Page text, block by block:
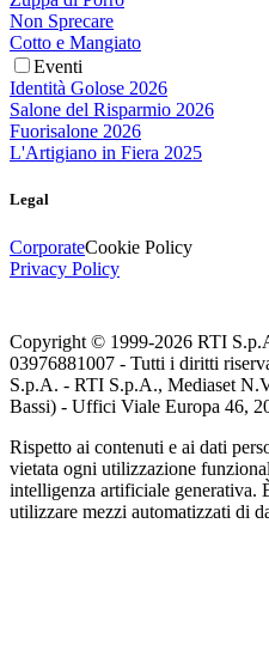
Non Sprecare
Cotto e Mangiato
Eventi
Identità Golose 2026
Salone del Risparmio 2026
Fuorisalone 2026
L'Artigiano in Fiera 2025
Legal
CorporateCookie Policy
Privacy Policy
Copyright © 1999-2026 RTI
03976881007 - Tutti i diritti
S.p.A. - RTI S.p.A., Mediaset
Bassi) - Uffici Viale Europa 46,
Rispetto ai contenuti e ai dati
vietata ogni utilizzazione
intelligenza artificiale generativa.
utilizzare mezzi automatizzati di